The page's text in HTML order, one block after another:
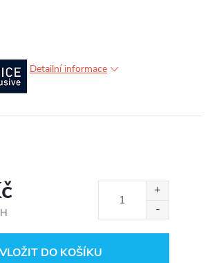
Detailní informace
VLOŽIT DO KOŠÍKU